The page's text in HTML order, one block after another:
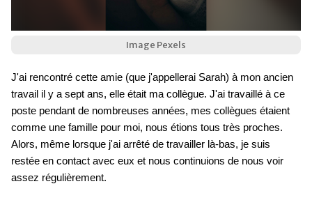
Image Pexels
J'ai rencontré cette amie (que j'appellerai Sarah) à mon ancien
travail il y a sept ans, elle était ma collègue. J'ai travaillé à ce
poste pendant de nombreuses années, mes collègues étaient
comme une famille pour moi, nous étions tous très proches.
Alors, même lorsque j'ai arrêté de travailler là-bas, je suis
restée en contact avec eux et nous continuions de nous voir
assez régulièrement.